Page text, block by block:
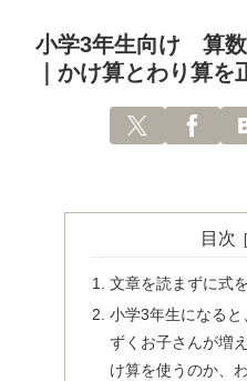
小学3年生向け 算
｜かけ算とわり算
目次
文章を読まずに式
小学3年生になると
ずくお子さんが増
け算を使うのか、